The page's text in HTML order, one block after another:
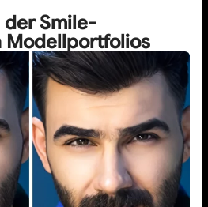
Smile-
Modellportfolios